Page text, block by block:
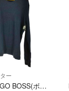
ー
BOSS HUGO BOSS(ボスヒューゴボス) ウール クルーネックセーター